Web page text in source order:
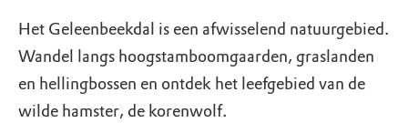
Het Geleenbeekdal is een afwisselend natuurgebied.
Wandel langs hoogstamboomgaarden, graslanden
en hellingbossen en ontdek het leefgebied van de
wilde hamster, de korenwolf.